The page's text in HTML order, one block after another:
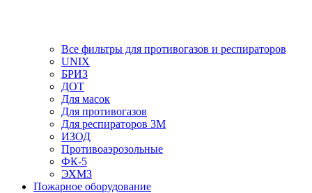
Все фильтры для противогазов и респираторов
UNIX
БРИЗ
ДОТ
Для масок
Для противогазов
Для респираторов 3М
ИЗОД
Противоаэрозольные
ФК-5
ЭХМЗ
Пожарное оборудование